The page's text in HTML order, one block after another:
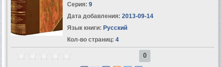
Серия: 9
Дата добавления: 2013-09-14
Язык книги: Русский
Кол-во страниц: 4
0